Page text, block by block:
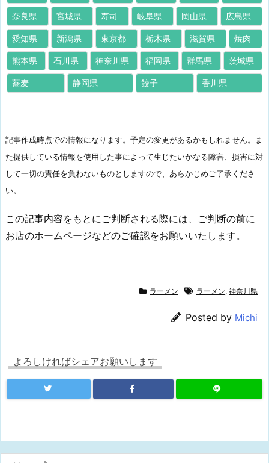
奈良県 宮城県 寿司 岐阜県 岡山県 広島県
愛知県 新潟県 東京都 栃木県 滋賀県 焼肉
熊本県 石川県 神奈川県 福岡県 群馬県 茨城県
蕎麦 静岡県 餃子 香川県
記事作成時点での情報になります。予定の変更があるかもしれません。ま
た提供している情報を使用した事によって生じたいかなる障害、損害に対
して一切の責任を負わないものとしますので、あらかじめご了承くださ
い。
この記事内容をもとにご判断される際には、ご判断の前に
お店のホームページなどのご確認をお願いいたします。
ラーメン ラーメン, 神奈川県
Posted by Michi
よろしければシェアお願いします